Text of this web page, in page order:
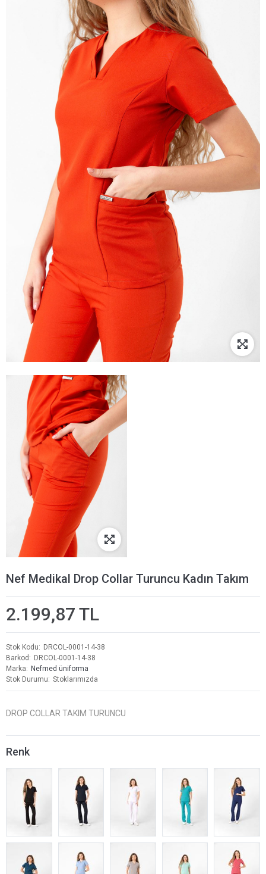
Nef Medikal Drop Collar Turuncu Kadın Takım
2.199,87 TL
Stok Kodu
DRCOL-0001-14-38
Barkod
DRCOL-0001-14-38
Marka
Nefmed üniforma
Stok Durumu
Stoklarımızda
DROP COLLAR TAKIM TURUNCU
Renk